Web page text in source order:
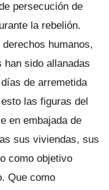
persecución de
la rebelión.
humanos,
sido allanadas
de arremetida
las figuras del
en embajada de
sus viviendas, sus
como objetivo
Que como